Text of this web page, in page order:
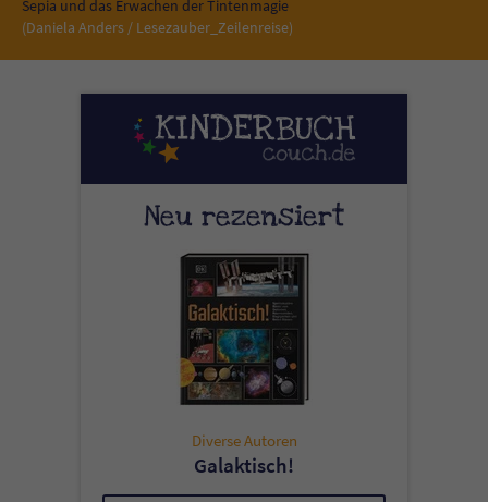
Sepia und das Erwachen der Tintenmagie
(Daniela Anders / Lesezauber_Zeilenreise)
Neu rezensiert
Diverse Autoren
Galaktisch!
Sicherheitscode des Kontaktformulars zu
überprüfen.